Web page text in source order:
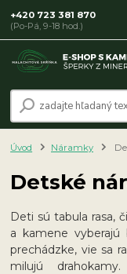
+420 723 381 870
(Po-Pá, 9-18 hod.)
Úvod Náramky
Detské
Deti sú tabula rasa,
a kamene vyberajú
prechádzke, vie sa
milujú